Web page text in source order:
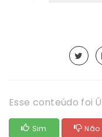
Esse conteúdo foi
Sim Não